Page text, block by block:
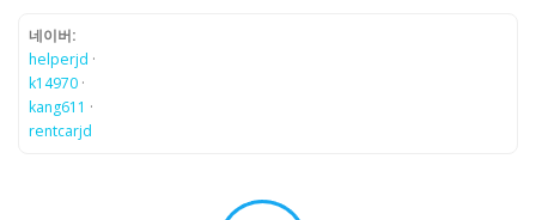
네이버:
helperjd ·
k14970 ·
kang611 ·
rentcarjd